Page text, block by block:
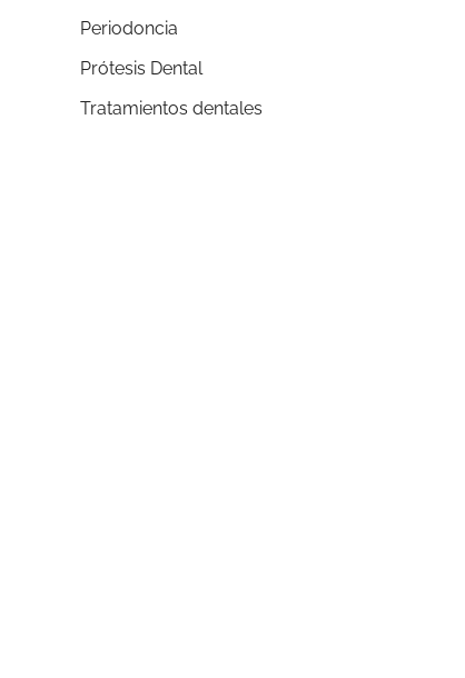
Periodoncia
Prótesis Dental
Tratamientos dentales